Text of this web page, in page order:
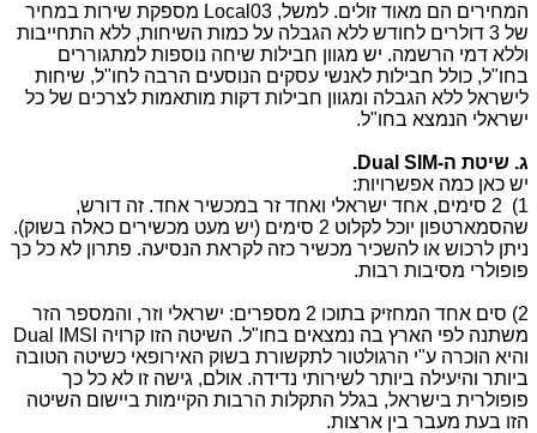
המחירים הם מאוד זולים. למשל, Local03 מספקת שירות במחיר
של 3 דולרים לחודש ללא הגבלה על כמות השיחות, ללא התחייבות
וללא דמי הרשמה. יש מגוון חבילות שיחה נוספות למתגוררים
בחו"ל, כולל חבילות לאנשי עסקים הנוסעים הרבה לחו"ל, שיחות
לישראל ללא הגבלה ומגוון חבילות דקות מותאמות לצרכים של כל
ישראלי הנמצא בחו"ל.
ג. שיטת ה-Dual SIM
.
יש כאן כמה אפשרויות:
1) 2 סימים, אחד ישראלי ואחד זר במכשיר אחד. זה דורש,
שהסמארטפון יוכל לקלוט 2 סימים (יש מעט מכשירים כאלה בשוק).
ניתן לרכוש או להשכיר מכשיר כזה לקראת הנסיעה. פתרון לא כל כך
פופולרי מסיבות רבות.
2) סים אחד המחזיק בתוכו 2 מספרים: ישראלי וזר, והמספר הזר
משתנה לפי הארץ בה נמצאים בחו"ל. השיטה הזו קרויה Dual IMSI
והיא הוכרה ע"י הרגולטור לתקשורת בשוק האירופאי כשיטה הטובה
ביותר והיעילה ביותר לשירותי נדידה. אולם, גישה זו לא כל כך
פופולרית בישראל, בגלל התקלות הרבות הקיימות ביישום השיטה
הזו בעת מעבר בין ארצות.